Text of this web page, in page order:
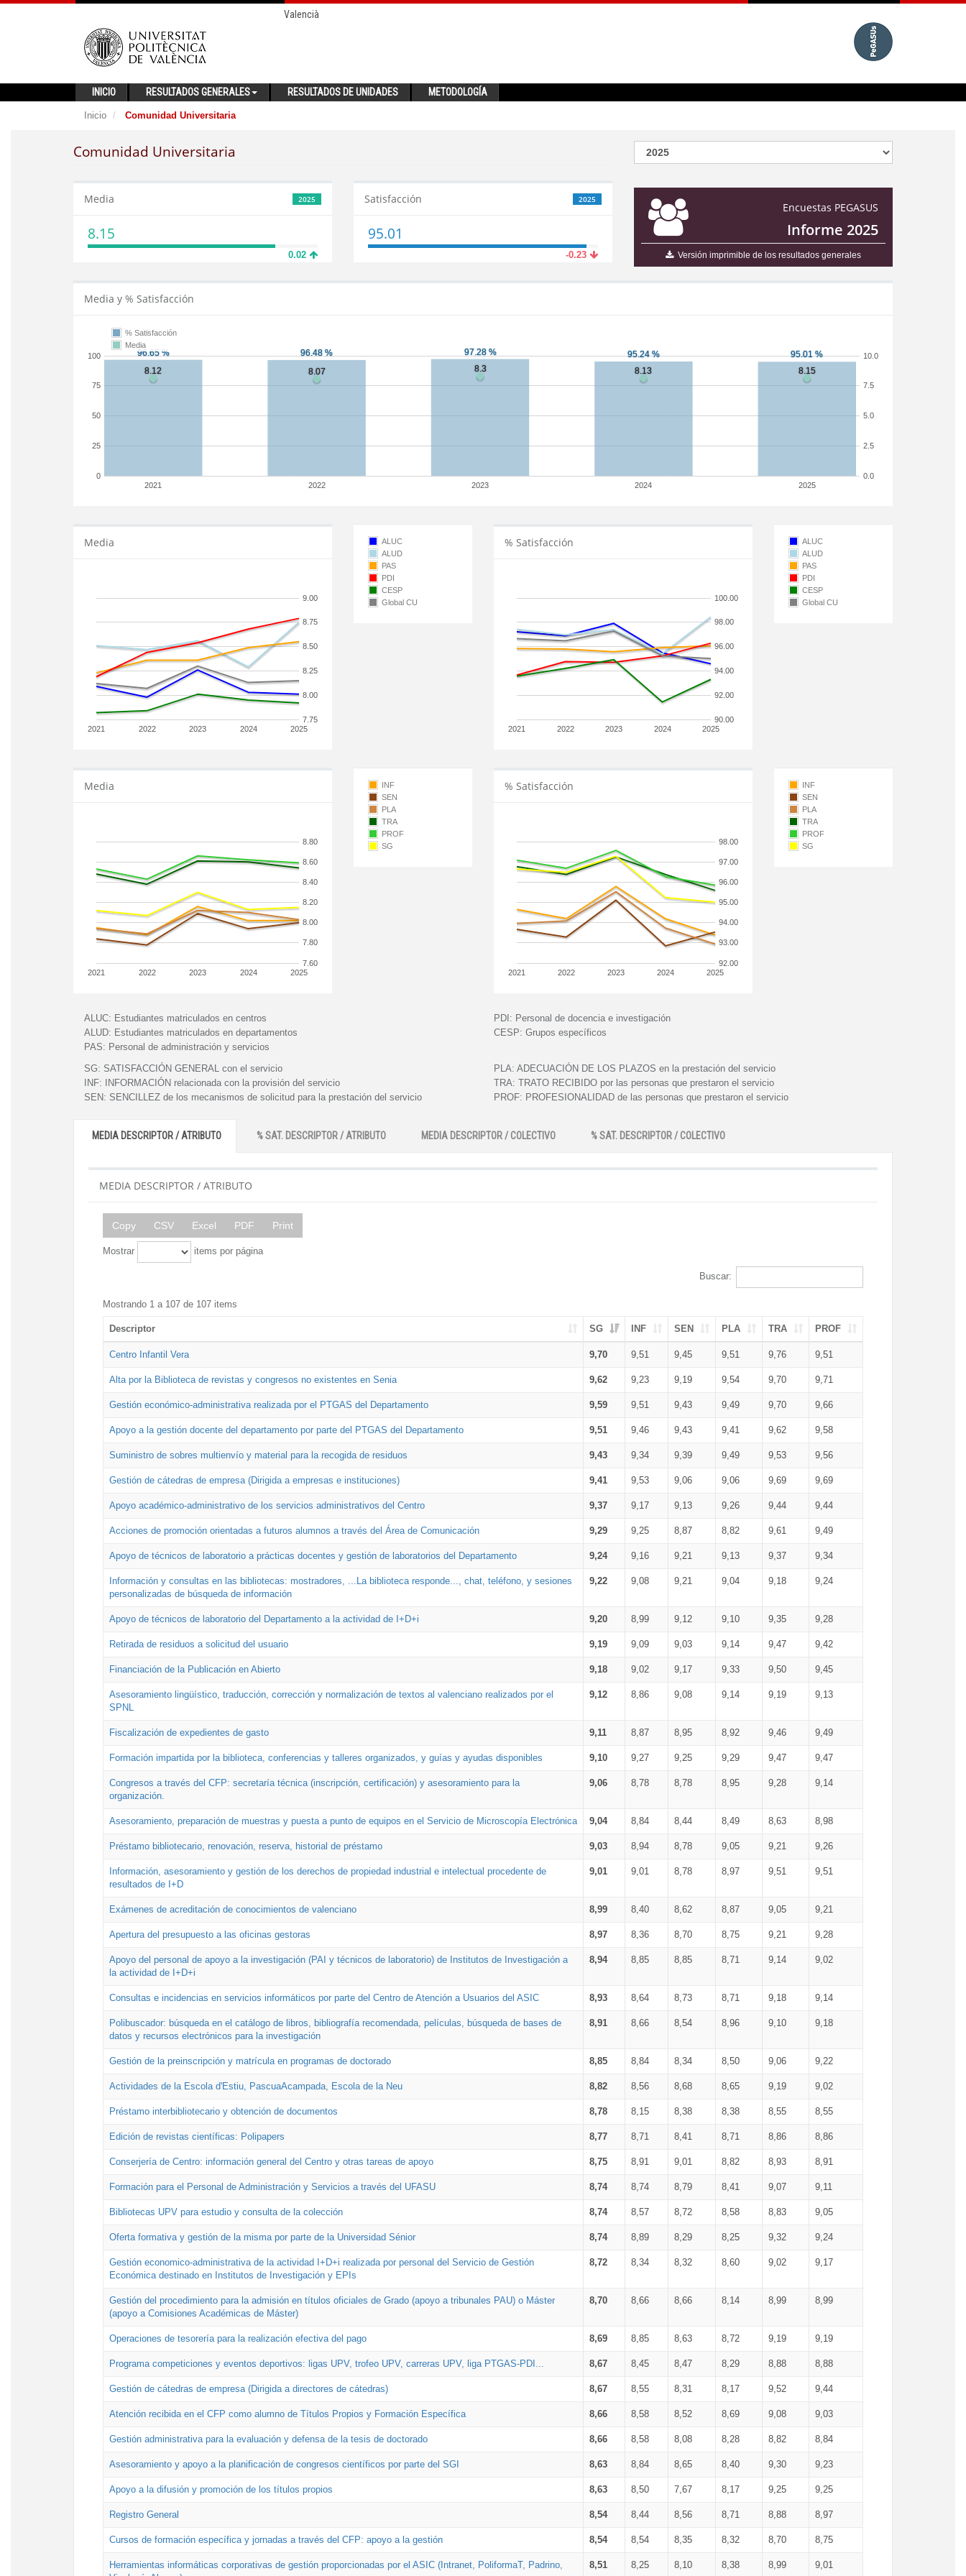
Valencià
INICIO RESULTADOS GENERALES RESULTADOS DE UNIDADES METODOLOGÍA
Inicio Comunidad Universitaria
Comunidad Universitaria
Encuestas PEGASUS
Informe 2025
Versión imprimible de los resultados generales
2025
Media
8.15
0.02
2025
Satisfacción
95.01
-0.23
Media y % Satisfacción
2021 2022 2023 2024 2025
0
25
50
75
100
0.0
2.5
5.0
7.5
10.0
% Satisfacción
Media
Media
2021 2022 2023 2024 2025
7.75
8.00
8.25
8.50
8.75
9.00
ALUC
ALUD
PAS
PDI
CESP
Global CU
% Satisfacción
2021 2022 2023 2024 2025
90.00
92.00
94.00
96.00
98.00
100.00
ALUC
ALUD
PAS
PDI
CESP
Global CU
Media
2021 2022 2023 2024 2025
7.60
7.80
8.00
8.20
8.40
8.60
8.80
INF
SEN
PLA
TRA
PROF
SG
% Satisfacción
2021 2022 2023 2024 2025
92.00
93.00
94.00
95.00
96.00
97.00
98.00
INF
SEN
PLA
TRA
PROF
SG
ALUC: Estudiantes matriculados en centros
ALUD: Estudiantes matriculados en departamentos
PAS: Personal de administración y servicios
PDI: Personal de docencia e investigación
CESP: Grupos específicos
SG: SATISFACCIÓN GENERAL con el servicio
INF:
INFORMACIÓN relacionada con la provisión del servicio
SEN: SENCILLEZ de los mecanismos de solicitud para la prestación del servicio
PLA: ADECUACIÓN DE LOS PLAZOS en la prestación del servicio
TRA: TRATO RECIBIDO por las personas que prestaron el servicio
PROF: PROFESIONALIDAD de las personas que prestaron el servicio
MEDIA DESCRIPTOR / ATRIBUTO % SAT. DESCRIPTOR / ATRIBUTO MEDIA DESCRIPTOR / COLECTIVO % SAT. DESCRIPTOR / COLECTIVO
MEDIA DESCRIPTOR / ATRIBUTO
Copy CSV Excel PDF Print
Mostrar items por página
Buscar:
Mostrando 1 a 107 de 107 items
Descriptor SG INF SEN PLA TRA PROF
Centro Infantil Vera 9,70 9,51 9,45 9,51 9,76 9,51
Alta por la Biblioteca de revistas y congresos no existentes en Senia 9,62 9,23 9,19 9,54 9,70 9,71
Gestión económico-administrativa realizada por el PTGAS del Departamento 9,59 9,51 9,43 9,49 9,70 9,66
Apoyo a la gestión docente del departamento por parte del PTGAS del Departamento 9,51 9,46 9,43 9,41 9,62 9,58
Suministro de sobres multienvío y material para la recogida de residuos 9,43 9,34 9,39 9,49 9,53 9,56
Gestión de cátedras de empresa (Dirigida a empresas e instituciones) 9,41 9,53 9,06 9,06 9,69 9,69
Apoyo académico-administrativo de los servicios administrativos del Centro 9,37 9,17 9,13 9,26 9,44 9,44
Acciones de promoción orientadas a futuros alumnos a través del Área de Comunicación 9,29 9,25 8,87 8,82 9,61 9,49
Apoyo de técnicos de laboratorio a prácticas docentes y gestión de laboratorios del Departamento 9,24 9,16 9,21 9,13 9,37 9,34
Información y consultas en las bibliotecas: mostradores, ...La biblioteca responde..., chat, teléfono, y sesiones
personalizadas de búsqueda de información
9,22 9,08 9,21 9,04 9,18 9,24
Apoyo de técnicos de laboratorio del Departamento a la actividad de I+D+i 9,20 8,99 9,12 9,10 9,35 9,28
Retirada de residuos a solicitud del usuario 9,19 9,09 9,03 9,14 9,47 9,42
Financiación de la Publicación en Abierto 9,18 9,02 9,17 9,33 9,50 9,45
Asesoramiento lingüístico, traducción, corrección y normalización de textos al valenciano realizados por el
SPNL
9,12 8,86 9,08 9,14 9,19 9,13
Fiscalización de expedientes de gasto 9,11 8,87 8,95 8,92 9,46 9,49
Formación impartida por la biblioteca, conferencias y talleres organizados, y guías y ayudas disponibles 9,10 9,27 9,25 9,29 9,47 9,47
Congresos a través del CFP: secretaría técnica (inscripción, certificación) y asesoramiento para la
organización.
9,06 8,78 8,78 8,95 9,28 9,14
Asesoramiento, preparación de muestras y puesta a punto de equipos en el Servicio de Microscopía Electrónica 9,04 8,84 8,44 8,49 8,63 8,98
Préstamo bibliotecario, renovación, reserva, historial de préstamo 9,03 8,94 8,78 9,05 9,21 9,26
Información, asesoramiento y gestión de los derechos de propiedad industrial e intelectual procedente de
resultados de I+D
9,01 9,01 8,78 8,97 9,51 9,51
Exámenes de acreditación de conocimientos de valenciano 8,99 8,40 8,62 8,87 9,05 9,21
Apertura del presupuesto a las oficinas gestoras 8,97 8,36 8,70 8,75 9,21 9,28
Apoyo del personal de apoyo a la investigación (PAI y técnicos de laboratorio) de Institutos de Investigación a
la actividad de I+D+i
8,94 8,85 8,85 8,71 9,14 9,02
Consultas e incidencias en servicios informáticos por parte del Centro de Atención a Usuarios del ASIC 8,93 8,64 8,73 8,71 9,18 9,14
Polibuscador: búsqueda en el catálogo de libros, bibliografía recomendada, películas, búsqueda de bases de
datos y recursos electrónicos para la investigación
8,91 8,66 8,54 8,96 9,10 9,18
Gestión de la preinscripción y matrícula en programas de doctorado 8,85 8,84 8,34 8,50 9,06 9,22
Actividades de la Escola d'Estiu, PascuaAcampada, Escola de la Neu 8,82 8,56 8,68 8,65 9,19 9,02
Préstamo interbibliotecario y obtención de documentos 8,78 8,15 8,38 8,38 8,55 8,55
Edición de revistas científicas: Polipapers 8,77 8,71 8,41 8,71 8,86 8,86
Conserjería de Centro: información general del Centro y otras tareas de apoyo 8,75 8,91 9,01 8,82 8,93 8,91
Formación para el Personal de Administración y Servicios a través del UFASU 8,74 8,74 8,79 8,41 9,07 9,11
Bibliotecas UPV para estudio y consulta de la colección 8,74 8,57 8,72 8,58 8,83 9,05
Oferta formativa y gestión de la misma por parte de la Universidad Sénior 8,74 8,89 8,29 8,25 9,32 9,24
Gestión economico-administrativa de la actividad I+D+i realizada por personal del Servicio de Gestión
Económica destinado en Institutos de Investigación y EPIs
8,72 8,34 8,32 8,60 9,02 9,17
Gestión del procedimiento para la admisión en títulos oficiales de Grado (apoyo a tribunales PAU) o Máster
(apoyo a Comisiones Académicas de Máster)
8,70 8,66 8,66 8,14 8,99 8,99
Operaciones de tesorería para la realización efectiva del pago 8,69 8,85 8,63 8,72 9,19 9,19
Programa competiciones y eventos deportivos: ligas UPV, trofeo UPV, carreras UPV, liga PTGAS-PDI... 8,67 8,45 8,47 8,29 8,88 8,88
Gestión de cátedras de empresa (Dirigida a directores de cátedras) 8,67 8,55 8,31 8,17 9,52 9,44
Atención recibida en el CFP como alumno de Títulos Propios y Formación Específica 8,66 8,58 8,52 8,69 9,08 9,03
Gestión administrativa para la evaluación y defensa de la tesis de doctorado 8,66 8,58 8,08 8,28 8,82 8,84
Asesoramiento y apoyo a la planificación de congresos científicos por parte del SGI 8,63 8,84 8,65 8,40 9,30 9,23
Apoyo a la difusión y promoción de los títulos propios 8,63 8,50 7,67 8,17 9,25 9,25
Registro General 8,54 8,44 8,56 8,71 8,88 8,97
Cursos de formación específica y jornadas a través del CFP: apoyo a la gestión 8,54 8,54 8,35 8,32 8,70 8,75
Herramientas informáticas corporativas de gestión proporcionadas por el ASIC (Intranet, PoliformaT, Padrino,
8,51 8,25 8,10 8,38 8,99 9,01